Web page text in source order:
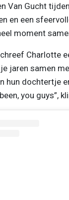
Van Gucht
en een
moment
Charlotte
jaren samen
hun dochtertje
you guys”,